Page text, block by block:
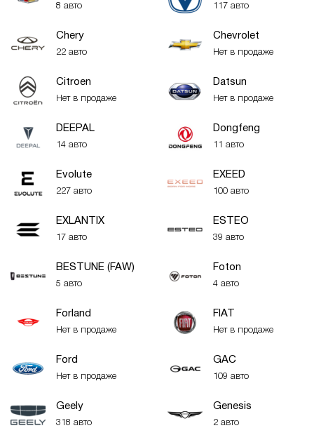
8 авто 117 авто
Chery
22 авто
Chevrolet
Нет в продаже
Citroen
Нет в продаже
Datsun
Нет в продаже
DEEPAL
14 авто
Dongfeng
11 авто
Evolute
227 авто
EXEED
100 авто
EXLANTIX
17 авто
ESTEO
39 авто
BESTUNE (FAW)
5 авто
Foton
4 авто
Forland
Нет в продаже
FIAT
Нет в продаже
Ford
Нет в продаже
GAC
109 авто
Geely
318 авто
Genesis
2 авто